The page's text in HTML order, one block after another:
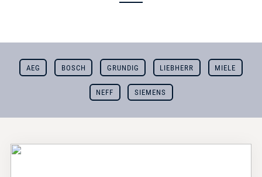
AEG BOSCH GRUNDIG LIEBHERR MIELE
NEFF SIEMENS